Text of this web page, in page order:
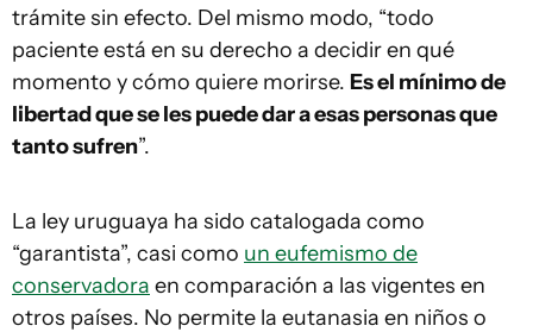
trámite sin efecto. Del mismo modo, “todo
paciente está en su derecho a decidir en qué
momento y cómo quiere morirse. Es el mínimo de
libertad que se les puede dar a esas personas que
tanto sufren”.
La ley uruguaya ha sido catalogada como
“garantista”, casi como un eufemismo de
conservadora en comparación a las vigentes en
otros países. No permite la eutanasia en niños o